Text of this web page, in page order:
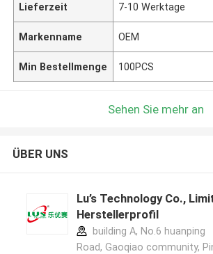
Lieferzeit 7-10 Werktage
Markenname OEM
Min Bestellmenge 100PCS
Sehen Sie mehr an
ÜBER UNS
Lu’s Technology Co.,
Herstellerprofil
building A, No.6 huanping
Road, Gaoqiao community,